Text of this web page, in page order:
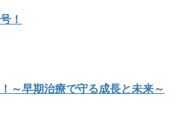
！
～早期治療で守る成長と未来～